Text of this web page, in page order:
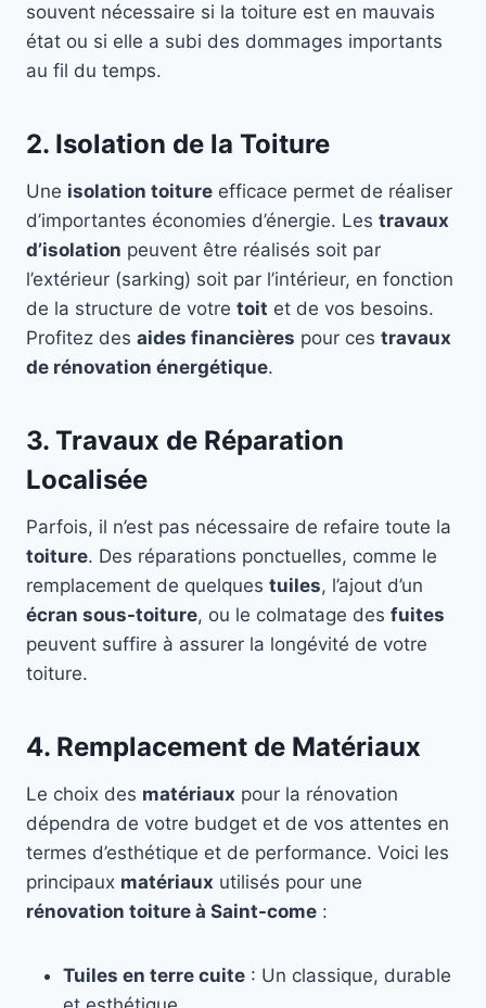
souvent nécessaire si la toiture est en mauvais
état ou si elle a subi des dommages importants
au fil du temps.
2. Isolation de la Toiture
Une isolation toiture efficace permet de réaliser
d’importantes économies d’énergie. Les travaux
d’isolation peuvent être réalisés soit par
l’extérieur (sarking) soit par l’intérieur, en fonction
de la structure de votre toit et de vos besoins.
Profitez des aides financières pour ces travaux
de rénovation énergétique.
3. Travaux de Réparation
Localisée
Parfois, il n’est pas nécessaire de refaire toute la
toiture. Des réparations ponctuelles, comme le
remplacement de quelques tuiles, l’ajout d’un
écran sous-toiture, ou le colmatage des fuites
peuvent suffire à assurer la longévité de votre
toiture.
4. Remplacement de Matériaux
Le choix des matériaux pour la rénovation
dépendra de votre budget et de vos attentes en
termes d’esthétique et de performance. Voici les
principaux matériaux utilisés pour une
rénovation toiture à Saint-come :
Tuiles en terre cuite : Un classique, durable